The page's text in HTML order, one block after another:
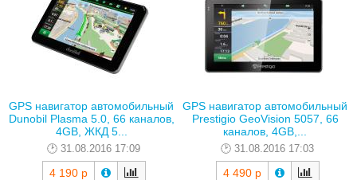
GPS навигатор автомобильный
Dunobil Plasma 5.0, 66 каналов,
4GB, ЖКД 5...
31.08.2016 17:09
4 190 р
GPS навигатор автомобильный
Prestigio GeoVision 5057, 66
каналов, 4GB,...
31.08.2016 17:03
4 490 р